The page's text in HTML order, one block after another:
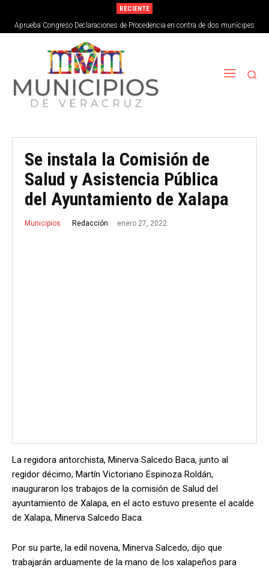
RECIENTE
Aprueba Congreso Declaraciones de Procedencia en contra de dos munícipes
Se instala la Comisión de
Salud y Asistencia Pública
del Ayuntamiento de Xalapa
Municipios Redacción enero 27, 2022
La regidora antorchista, Minerva Salcedo Baca, junto al
regidor décimo, Martín Victoriano Espinoza Roldán,
inauguraron los trabajos de la comisión de Salud del
ayuntamiento de Xalapa, en el acto estuvo presente el acalde
de Xalapa, Minerva Salcedo Baca.
Por su parte, la edil novena, Minerva Salcedo, dijo que
trabajarán arduamente de la mano de los xalapeños para